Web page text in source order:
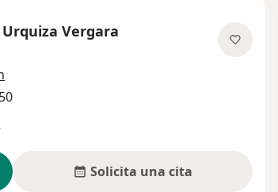
Vergara
Solicita una cita